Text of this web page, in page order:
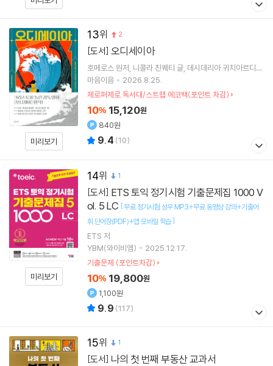
13 2
미리보기
[도서] 오디세이아
호메로스 원저 니콜라 친퀘티 글 데시데리아 귀치아르디니
그림 이승수역
마음이음
2026.8.25.
제로퍼제로 독서대/스트랩 에코백(포인트 차감)
10% 15,120원
840원
9.4 (10)
14 1
미리보기
[도서]
ol. 5 LC [무료 정기시험 성우 MP3+무료 동영상 강의+기출어
휘 단어장(PDF)+앱 모바일 학습]
ETS 저
YBM(와이비엠)
2025.12.17.
기출문제 (포인트차감)
10% 19,800원
1,100원
9.9 (117)
15 1
[도서] 나의 첫 번째 부동산 교과서